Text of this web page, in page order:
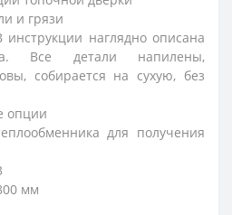
и грязи
наглядно описана
Все детали напилены,
собирается на сухую, без
опции
для получения
мм